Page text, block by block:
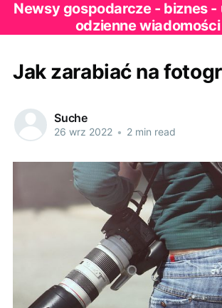
Newsy gospodarcze - biznes -
odzienne wiadomości
Jak zarabiać na
Suche
26 wrz 2022 • 2 min read